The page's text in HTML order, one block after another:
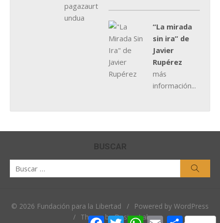
“La mirada
sin ira” de
Javier
Rupérez
más
información...
BUSCAR
© 2026 Fundación para la Libertad /
Powered by WordPress
/ Theme by Design Lab
Facebook
TwitterWhatsApp
EmailCompartir